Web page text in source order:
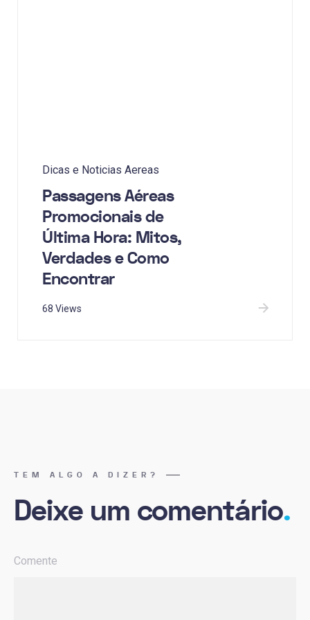
Dicas e Noticias Aereas
Passagens Aéreas
Promocionais de
Última Hora: Mitos,
Verdades e Como
Encontrar
68 Views
TEM ALGO A DIZER?
Deixe um comentário.
Comente